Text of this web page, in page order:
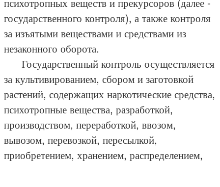
государственного контроля), а также контроля
за изъятыми веществами и средствами из
незаконного оборота.
Государственный контроль осуществляется
за культивированием, сбором и заготовкой
растений, содержащих наркотические средства,
психотропные вещества, разработкой,
производством, переработкой, ввозом,
вывозом, перевозкой, пересылкой,
приобретением, хранением, распределением,